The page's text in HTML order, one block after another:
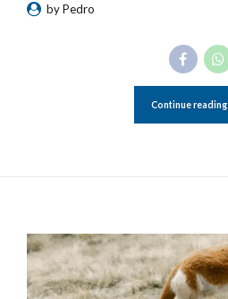
by Pedro
Continue reading